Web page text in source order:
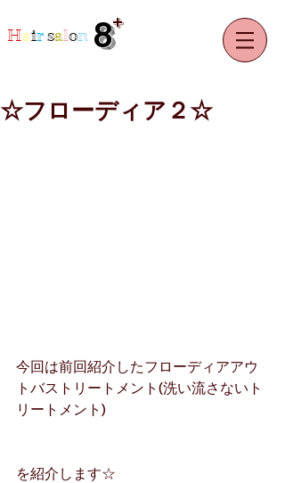
8
Hairsalon +
☆フローディア２☆
今回は前回紹介したフローディアアウ
トバストリートメント(洗い流さないト
リートメント)
を紹介します☆